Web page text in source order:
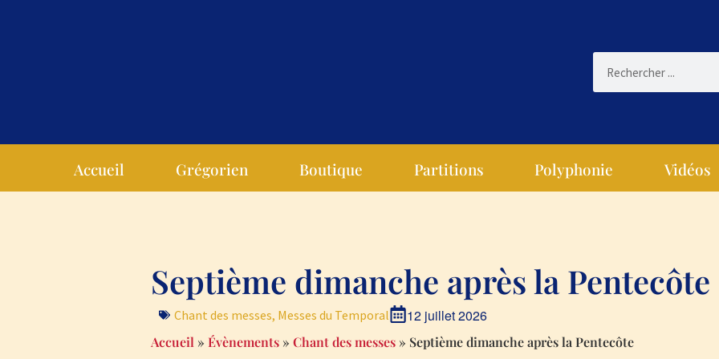
Accueil Grégorien Boutique Partitions Polyphonie Vidéos
Septième dimanche après la Pentecôte
Chant des messes, Messes du Temporal 12 juillet 2026
Accueil » Évènements » Chant des messes » Septième dimanche après la Pentecôte